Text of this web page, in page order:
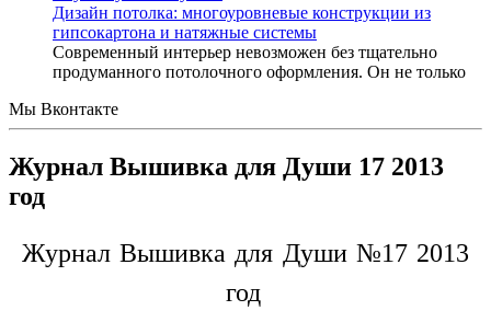
Дизайн потолка: многоуровневые конструкции из
гипсокартона и натяжные системы
Современный интерьер невозможен без тщательно
продуманного потолочного оформления. Он не только
Мы Вконтакте
Журнал Вышивка для Души 17 2013
год
Журнал Вышивка для Души №17 2013
год